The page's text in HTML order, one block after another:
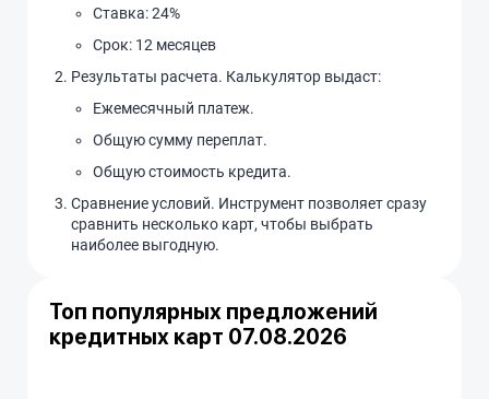
Ставка: 24%
Срок: 12 месяцев
Результаты расчета. Калькулятор выдаст:
Ежемесячный платеж.
Общую сумму переплат.
Общую стоимость кредита.
Сравнение условий. Инструмент позволяет сразу
сравнить несколько карт, чтобы выбрать
наиболее выгодную.
Топ популярных предложений
кредитных карт 07.08.2026